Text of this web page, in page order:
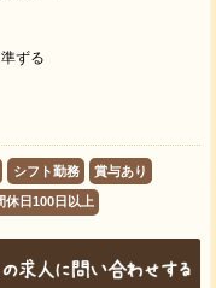
ずる
シフト勤務 賞与あり
休日100日以上